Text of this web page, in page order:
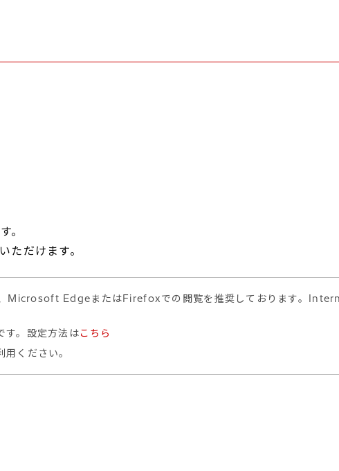
。
ただけます。
Microsoft EdgeまたはFirefoxでの閲覧を推奨しております。
す。設定方法はこちら
ください。